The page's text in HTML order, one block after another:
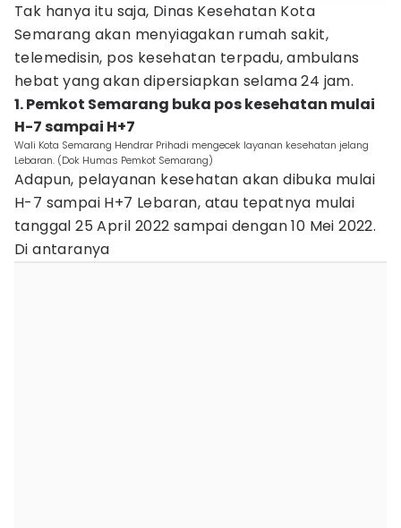
Tak hanya itu saja, Dinas Kesehatan Kota
Semarang akan menyiagakan rumah sakit,
telemedisin, pos kesehatan terpadu, ambulans
hebat yang akan dipersiapkan selama 24 jam.
1. Pemkot Semarang buka pos kesehatan mulai
H-7 sampai H+7
Wali Kota Semarang Hendrar Prihadi mengecek layanan kesehatan jelang
Lebaran. (Dok Humas Pemkot Semarang)
Adapun, pelayanan kesehatan akan dibuka mulai
H-7 sampai H+7 Lebaran, atau tepatnya mulai
tanggal 25 April 2022 sampai dengan 10 Mei 2022.
Di antaranya